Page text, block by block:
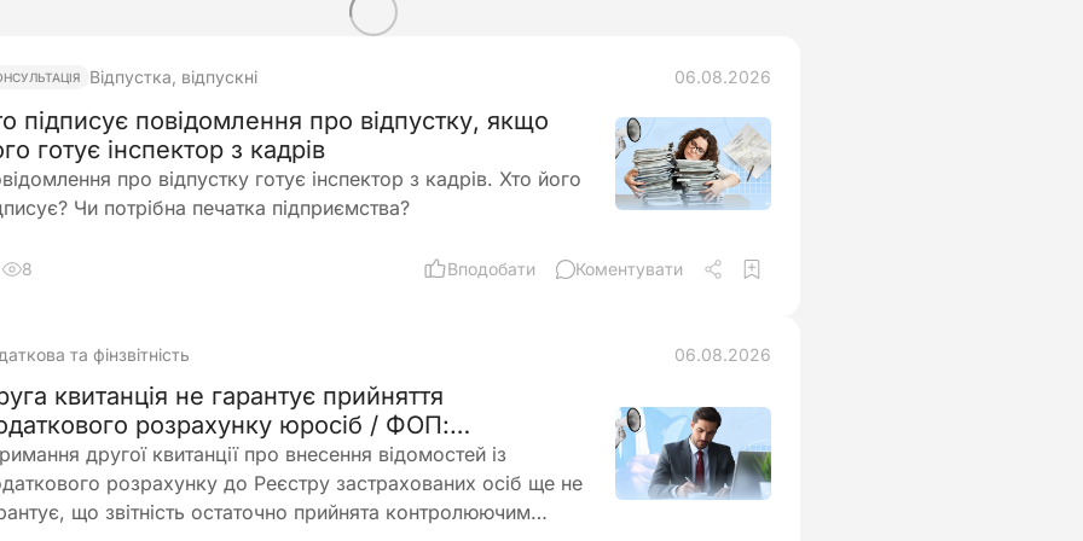
Відпустка, відпускні 06.08.2026
підписує повідомлення про відпустку, якщо
готує інспектор з кадрів
про відпустку готує інспектор з кадрів. Хто його
Чи потрібна печатка підприємства?
8 Вподобати Коментувати
та фінзвітність 06.08.2026
квитанція не гарантує прийняття
розрахунку юросіб / ФОП:
ДПС
другої квитанції про внесення відомостей із
розрахунку до Реєстру застрахованих осіб ще не
що звітність остаточно прийнята контролюючим